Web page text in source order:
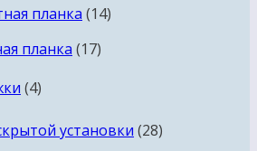
планка 1414
планка 1717
44
установки 2828